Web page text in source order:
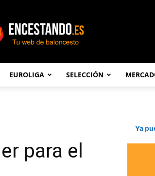
EUROLIGA SELECCIÓN
para el
Ya